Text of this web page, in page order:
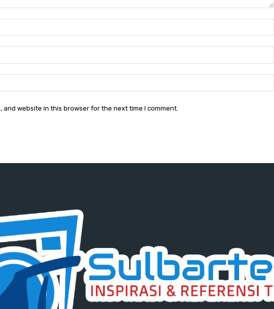
and website in this browser for the next time I comment.